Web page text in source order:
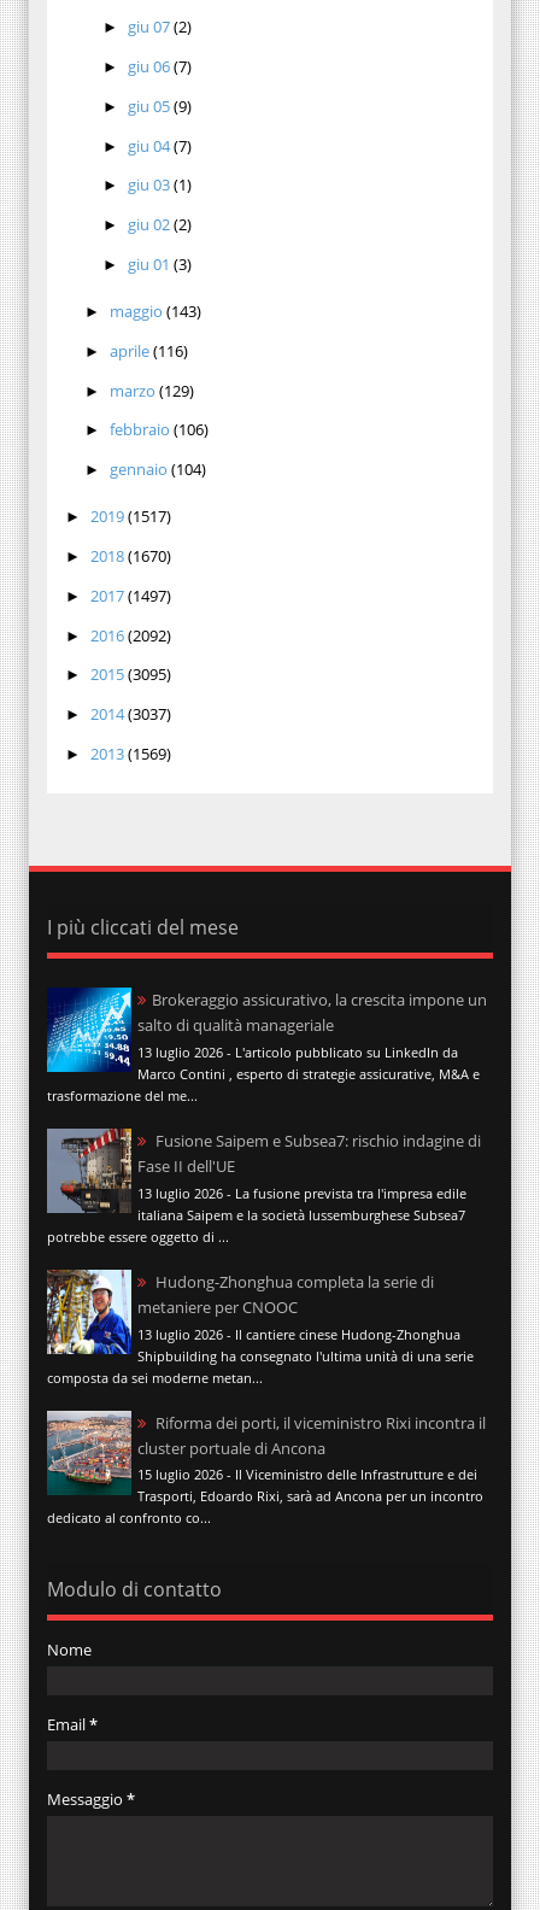
► giu 07(2)
► giu 06(7)
► giu 05(9)
► giu 04(7)
► giu 03(1)
► giu 02(2)
► giu 01(3)
► maggio (143)
► aprile(116)
► marzo (129)
► febbraio (106)
► gennaio (104)
► 2019(1517)
► 2018(1670)
► 2017(1497)
► 2016(2092)
► 2015(3095)
► 2014(3037)
► 2013(1569)
I più cliccati del mese
Brokeraggio assicurativo, la crescita impone un
salto di qualità manageriale
13 luglio 2026 - L'articolo pubblicato su LinkedIn da
Marco Contini , esperto di strategie assicurative, M&A e
trasformazione del me...
Fusione Saipem e Subsea7: rischio indagine di
Fase II dell'UE
13 luglio 2026 - La fusione prevista tra l'impresa edile
italiana Saipem e la società lussemburghese Subsea7
potrebbe essere oggetto di ...
Hudong-Zhonghua completa la serie di
metaniere per CNOOC
13 luglio 2026 - Il cantiere cinese Hudong-Zhonghua
Shipbuilding ha consegnato l'ultima unità di una serie
composta da sei moderne metan...
Riforma dei porti, il viceministro Rixi incontra il
cluster portuale di Ancona
15 luglio 2026 - Il Viceministro delle Infrastrutture e dei
Trasporti, Edoardo Rixi, sarà ad Ancona per un incontro
dedicato al confronto co...
Modulo di contatto
Nome
Email*
Messaggio *